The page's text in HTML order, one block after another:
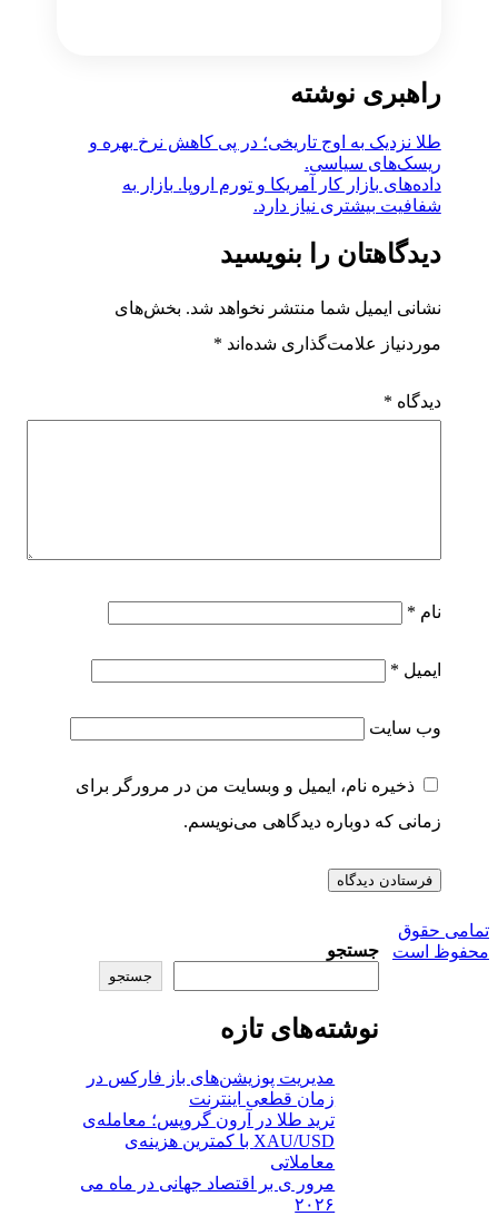
راهبری نوشته
طلا نزدیک به اوج تاریخی؛ در پی کاهش نرخ بهره و
ریسک‌های سیاسی.
داده‌های بازار کار آمریکا و تورم اروپا. بازار به
شفافیت بیشتری نیاز دارد.
دیدگاهتان را بنویسید
نشانی ایمیل شما منتشر نخواهد شد. بخش‌های
موردنیاز علامت‌گذاری شده‌اند *
دیدگاه *
نام *
ایمیل *
وب‌ سایت
ذخیره نام، ایمیل و وبسایت من در مرورگر برای
زمانی که دوباره دیدگاهی می‌نویسم.
جستجو
جستجو
نوشته‌های تازه
مدیریت پوزیشن‌های باز فارکس در
زمان قطعی اینترنت
ترید طلا در آرون گروپس؛ معامله‌ی
XAU/USD با کمترین هزینه‌ی
معاملاتی
مرور ی بر اقتصاد جهانی در ماه می
۲۰۲۶
تمامی حقوق
محفوظ است